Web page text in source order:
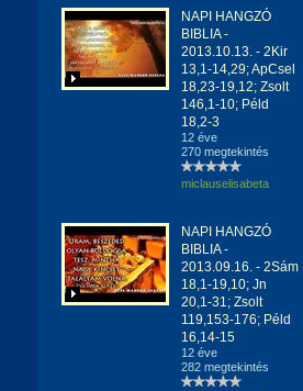
NAPI HANGZÓ
BIBLIA -
2013.10.13. - 2Kir
13,1-14,29; ApCsel
18,23-19,12; Zsolt
146,1-10; Péld
18,2-3
12 éve
270 megtekintés
miclauselisabeta
NAPI HANGZÓ
BIBLIA -
2013.09.16. - 2Sám
18,1-19,10; Jn
20,1-31; Zsolt
119,153-176; Péld
16,14-15
12 éve
282 megtekintés